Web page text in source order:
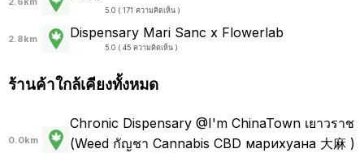
5.0 ( 171 ความคิดเห็น )
2.8km Dispensary Mari Sanc x Flowerlab
5.0 ( 45 ความคิดเห็น )
ร้านค้าใกล้เคียงทั้งหมด
0.0km
Chronic Dispensary @I'm ChinaTown เยาวราช
(Weed กัญชา Cannabis CBD марихуана 大麻 )